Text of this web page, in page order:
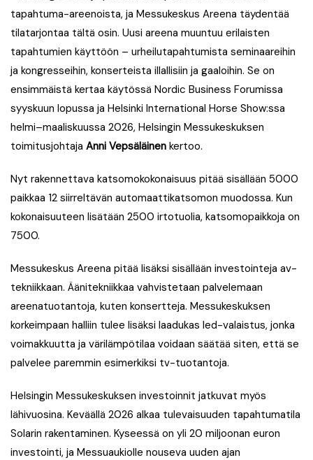
tapahtuma-areenoista, ja Messukeskus Areena täydentää
tilatarjontaa tältä osin. Uusi areena muuntuu erilaisten
tapahtumien käyttöön – urheilutapahtumista seminaareihin
ja kongresseihin, konserteista illallisiin ja gaaloihin. Se on
ensimmäistä kertaa käytössä Nordic Business Forumissa
syyskuun lopussa ja Helsinki International Horse Show:ssa
helmi–maaliskuussa 2026, Helsingin Messukeskuksen
toimitusjohtaja Anni Vepsäläinen kertoo.
Nyt rakennettava katsomokokonaisuus pitää sisällään 5000
paikkaa 12 siirreltävän automaattikatsomon muodossa. Kun
kokonaisuuteen lisätään 2500 irtotuolia, katsomopaikkoja on
7500.
Messukeskus Areena pitää lisäksi sisällään investointeja av-
tekniikkaan. Äänitekniikkaa vahvistetaan palvelemaan
areenatuotantoja, kuten konsertteja. Messukeskuksen
korkeimpaan halliin tulee lisäksi laadukas led-valaistus, jonka
voimakkuutta ja värilämpötilaa voidaan säätää siten, että se
palvelee paremmin esimerkiksi tv-tuotantoja.
Helsingin Messukeskuksen investoinnit jatkuvat myös
lähivuosina. Keväällä 2026 alkaa tulevaisuuden tapahtumatila
Solarin rakentaminen. Kyseessä on yli 20 miljoonan euron
investointi, ja Messuaukiolle nouseva uuden ajan